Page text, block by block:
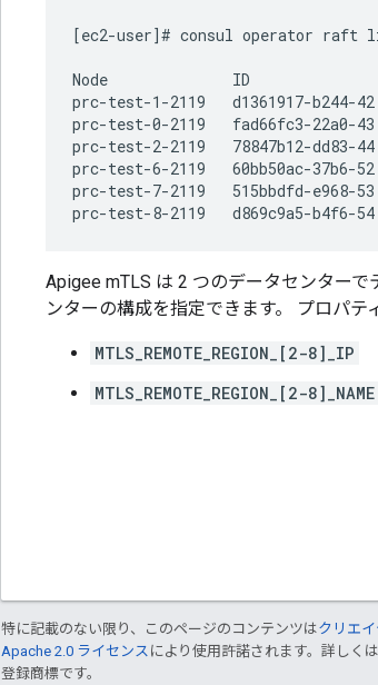
[ec2-user]# consul operator raft
Node              ID
prc-test-1-2119   d1361917-
prc-test-0-2119   fad66fc3-22a0-
prc-test-2-2119   78847b12-
prc-test-6-2119   60bb50ac-
prc-test-7-2119   515bbdfd-e968-
prc-test-8-2119   d869c9a5-b4f6-
Apigee mTLS は 2 つのデータセンター
ンターの構成を指定できます。 プロパテ
MTLS_REMOTE_REGION_[2-8]_IP
MTLS_REMOTE_REGION_[2-8]_NAME
特に記載のない限り、このページのコンテンツはクリエ
Apache 2.0 ライセンス により使用許諾されます。詳しくは
登録商標です。